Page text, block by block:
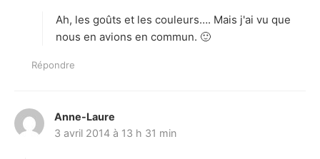
:
Ah, les goûts et les couleurs…. Mais j'ai vu que
nous en avions en commun. 🙂
Répondre
Anne-Laure
i
3 avril 2014 à 13 h 31 min